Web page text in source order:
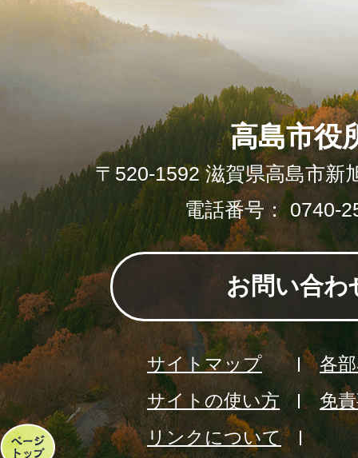
ペ
高島市役
〒520-1592 滋賀県高島市新
電話番号： 0740-
お問い合わ
サイトマップ
各
サイトの使い方
免
リンクについて